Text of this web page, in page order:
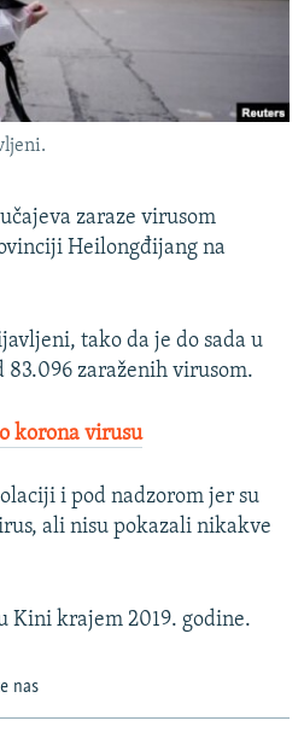
zaraze virusom
Heilongđijang na
tako da je do sada u
zaraženih virusom.
korona virusu
i pod nadzorom jer su
ali nisu pokazali nikakve
Kini krajem 2019. godine.
nas